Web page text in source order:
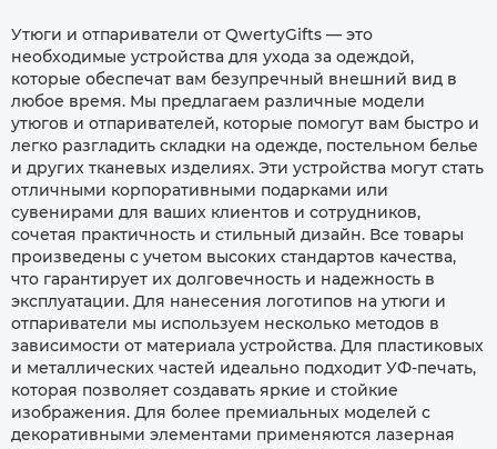
Утюги и отпариватели от QwertyGifts — это
необходимые устройства для ухода за одеждой,
которые обеспечат вам безупречный внешний вид в
любое время. Мы предлагаем различные модели
утюгов и отпаривателей, которые помогут вам быстро и
легко разгладить складки на одежде, постельном белье
и других тканевых изделиях. Эти устройства могут стать
отличными корпоративными подарками или
сувенирами для ваших клиентов и сотрудников,
сочетая практичность и стильный дизайн. Все товары
произведены с учетом высоких стандартов качества,
что гарантирует их долговечность и надежность в
эксплуатации. Для нанесения логотипов на утюги и
отпариватели мы используем несколько методов в
зависимости от материала устройства. Для пластиковых
и металлических частей идеально подходит УФ-печать,
которая позволяет создавать яркие и стойкие
изображения. Для более премиальных моделей с
декоративными элементами применяются лазерная